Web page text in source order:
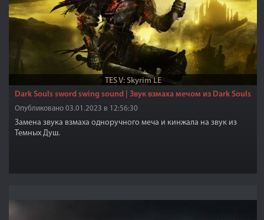
TES V: Skyrim LE
Dark Souls sword swing sound | Звук взмаха мечом из Dark Souls
Опубликовано 03.01.2023 в 12:56:30
Замена звука взмаха одноручного меча и кинжала на звук из
Темных Душ.